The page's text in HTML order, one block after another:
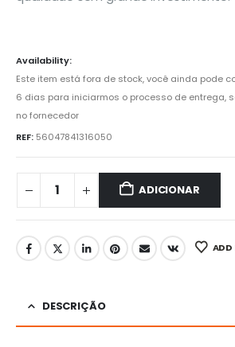
Availability:
Este item está fora de stock, você ainda pode
6 dias para iniciarmos o processo de entrega,
no fornecedor
REF: 56047841316050
ADICIONAR
ADD
DESCRIÇÃO